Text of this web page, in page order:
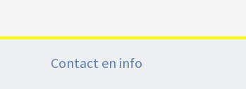
Contact en info